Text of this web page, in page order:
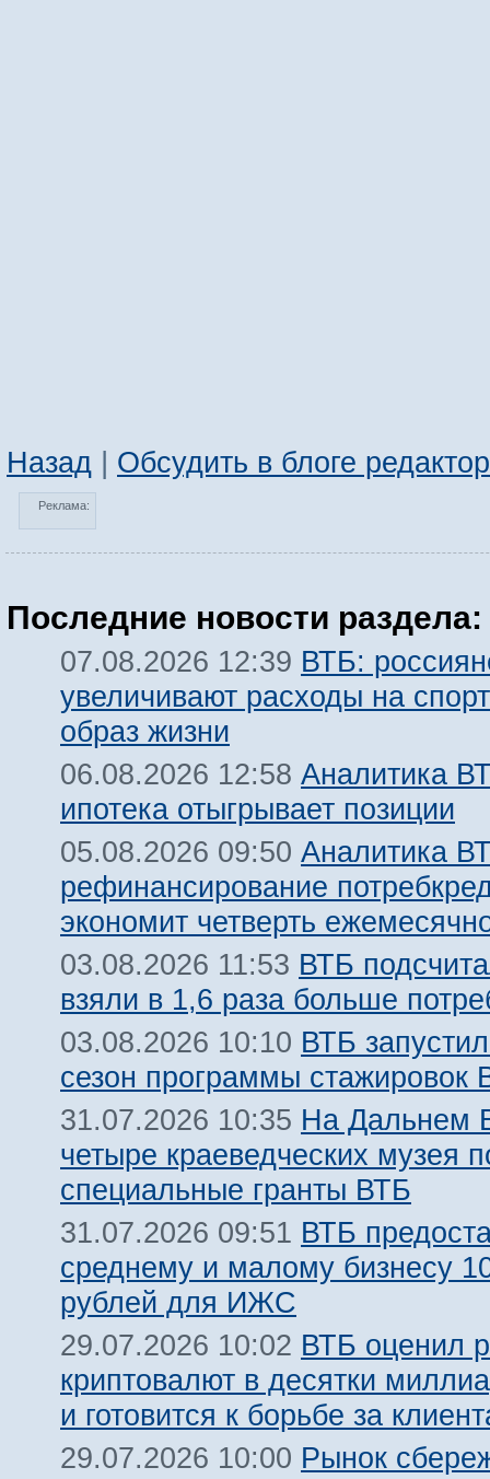
Назад | Обсудить в блоге
Реклама:
Последние новости раздела:
07.08.2026 12:39 ВТБ:
увеличивают расходы на
образ жизни
06.08.2026 12:58 Аналитика
ипотека отыгрывает позиции
05.08.2026 09:50 Аналитика
рефинансирование
экономит четверть
03.08.2026 11:53 ВТБ
взяли в 1,6 раза больше
03.08.2026 10:10 ВТБ
сезон программы
31.07.2026 10:35 На Дальнем
четыре краеведческих музея
специальные гранты ВТБ
31.07.2026 09:51 ВТБ
среднему и малому бизнесу
рублей для ИЖС
29.07.2026 10:02 ВТБ оценил
криптовалют в десятки
и готовится к борьбе за
29.07.2026 10:00 Рынок